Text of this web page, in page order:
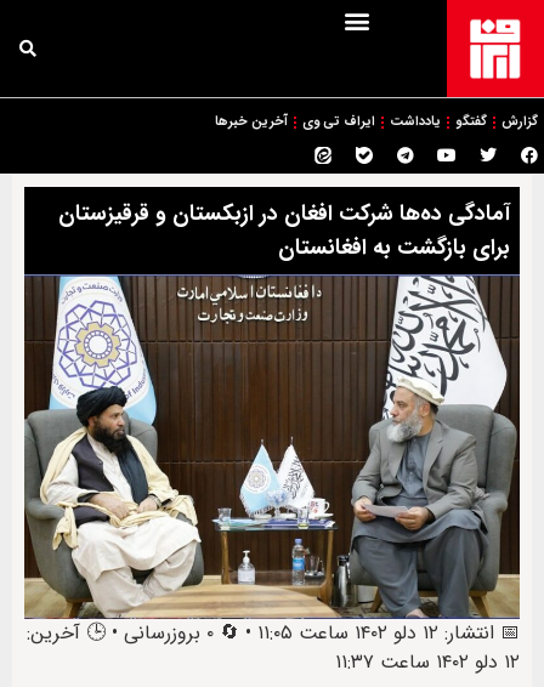
گزارش گفتگو یادداشت ایراف تی وی آخرین خبرها
آمادگی ده‌ها شرکت افغان در ازبکستان و قرقیزستان
برای بازگشت به افغانستان
📅 انتشار: ۱۲ دلو ۱۴۰۲ ساعت ۱۱:۰۵ • 🔄 ۰ بروزرسانی • 🕒 آخرین:
۱۲ دلو ۱۴۰۲ ساعت ۱۱:۳۷